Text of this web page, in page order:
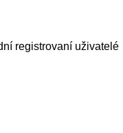
registrovaní uživatelé